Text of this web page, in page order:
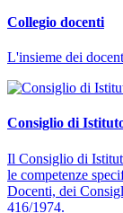
Collegio docenti
L'insieme dei
Consiglio di
Il Consiglio di
le competenze
Docenti, dei
416/1974.